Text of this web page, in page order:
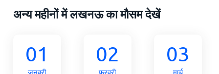
अन्य महीनों में लखनऊ का मौसम देखें
01
जनवरी
02
फरवरी
03
मार्च